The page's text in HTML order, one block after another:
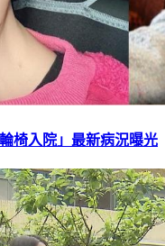
椅入院」最新病況曝光